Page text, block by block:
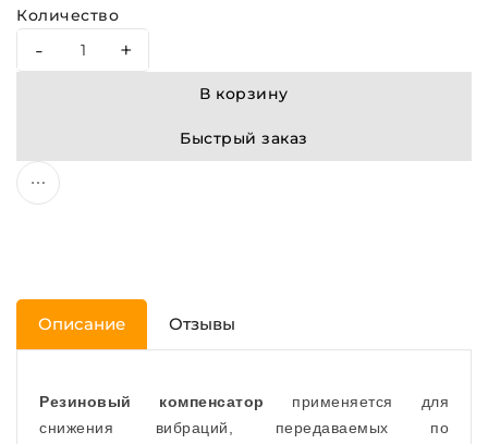
Количество
- +
В корзину
Быстрый заказ
Описание Отзывы
Резиновый компенсатор
применяется для
снижения вибраций, передаваемых по